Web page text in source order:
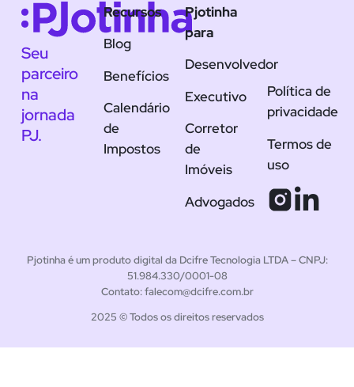
Seu
parceiro
na
jornada
PJ.
Recursos
Blog
Benefícios
Calendário
de
Impostos
Pjotinha
para
Desenvolvedor
Executivo
Corretor
de
Imóveis
Advogados
Política de
privacidade
Termos de
uso
Pjotinha é um produto digital da Dcifre Tecnologia LTDA – CNPJ:
51.984.330/0001-08
Contato: falecom@dcifre.com.br
2025 © Todos os direitos reservados